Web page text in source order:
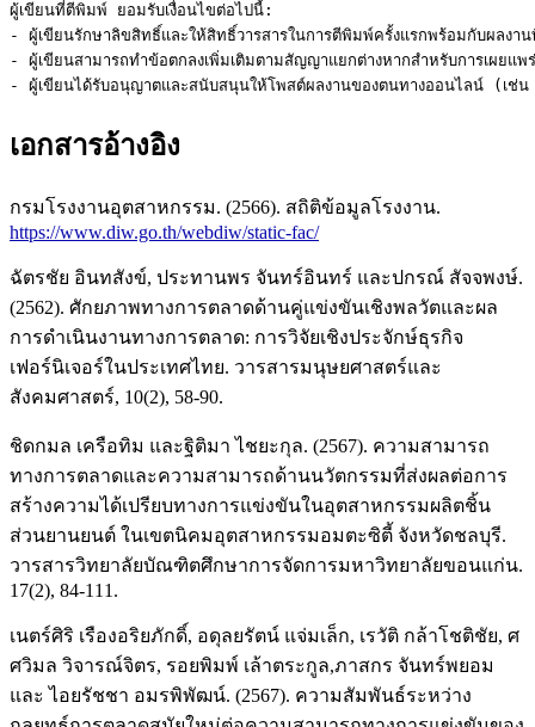
ผู้เขียนที่ตีพิมพ์ ยอมรับเงื่อนไขต่อไปนี้:
- ผู้เขียนรักษาลิขสิทธิ์และให้สิทธิ์วารสารในการตีพิมพ์ครั้งแรกพร้อมกับผลง
- ผู้เขียนสามารถทำข้อตกลงเพิ่มเติมตามสัญญาแยกต่างหากสำหรับการเผย
- ผู้เขียนได้รับอนุญาตและสนับสนุนให้โพสต์ผลงานของตนทางออนไลน์ (เช่น
เอกสารอ้างอิง
กรมโรงงานอุตสาหกรรม. (2566). สถิติข้อมูลโรงงาน.
https://www.diw.go.th/webdiw/static-fac/
ฉัตรชัย อินทสังข์, ประทานพร จันทร์อินทร์ และปกรณ์ สัจจพงษ์.
(2562). ศักยภาพทางการตลาดด้านคู่แข่งขันเชิงพลวัตและผล
การดำเนินงานทางการตลาด: การวิจัยเชิงประจักษ์ธุรกิจ
เฟอร์นิเจอร์ในประเทศไทย. วารสารมนุษยศาสตร์และ
สังคมศาสตร์, 10(2), 58-90.
ชิดกมล เครือทิม และฐิติมา ไชยะกุล. (2567). ความสามารถ
ทางการตลาดและความสามารถด้านนวัตกรรมที่ส่งผลต่อการ
สร้างความได้เปรียบทางการแข่งขันในอุตสาหกรรมผลิตชิ้น
ส่วนยานยนต์ ในเขตนิคมอุตสาหกรรมอมตะซิตี้ จังหวัดชลบุรี.
วารสารวิทยาลัยบัณฑิตศึกษาการจัดการมหาวิทยาลัยขอนแก่น.
17(2), 84-111.
เนตร์ศิริ เรืองอริยภักดิ์, อดุลยรัตน์ แจ่มเล็ก, เรวัติ กล้าโชติชัย, ศ
ศวิมล วิจารณ์จิตร, รอยพิมพ์ เล้าตระกูล,ภาสกร จันทร์พยอม
และ ไอยรัชชา อมรพิพัฒน์. (2567). ความสัมพันธ์ระหว่าง